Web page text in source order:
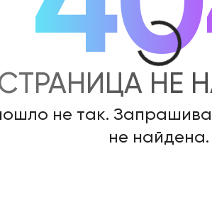
НЕ
не так.
не найдена.